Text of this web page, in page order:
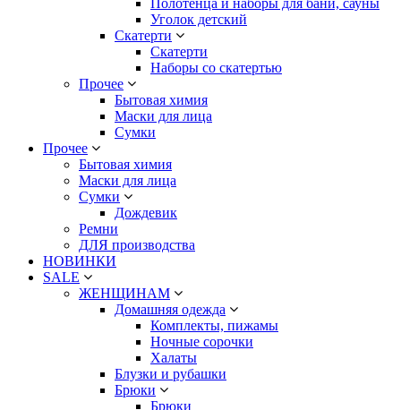
Полотенца и наборы для бани, сауны
Уголок детский
Скатерти
Скатерти
Наборы со скатертью
Прочее
Бытовая химия
Маски для лица
Сумки
Прочее
Бытовая химия
Маски для лица
Сумки
Дождевик
Ремни
ДЛЯ производства
НОВИНКИ
SALE
ЖЕНЩИНАМ
Домашняя одежда
Комплекты, пижамы
Ночные сорочки
Халаты
Блузки и рубашки
Брюки
Брюки